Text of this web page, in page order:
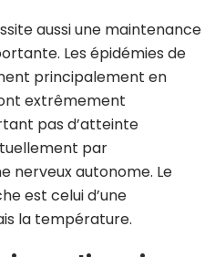
aussi une maintenance
Les épidémies de
principalement en
extrêmement
pas d’atteinte
par
nerveux autonome. Le
est celui d’une
la température.